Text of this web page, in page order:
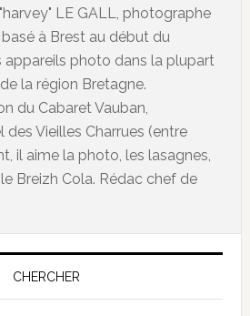
LE GALL, photographe
à Brest au début du
appareils photo dans la plupart
la région Bretagne.
du Cabaret Vauban,
Vieilles Charrues (entre
il aime la photo, les lasagnes,
Breizh Cola. Rédac chef de
CHERCHER